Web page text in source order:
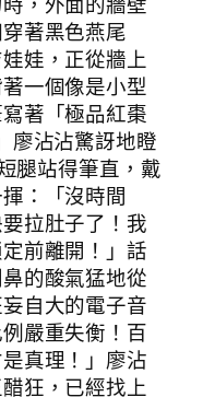
著黑色燕尾
娃，正從牆上
一個像是小型
著「極品紅棗
廖沾沾驚訝地瞪
腿站得筆直，戴
：「沒時間
拉肚子了！我
前離開！」話
的酸氣猛地從
自大的電子音
嚴重失衡！百
真理！」廖沾
狂，已經找上